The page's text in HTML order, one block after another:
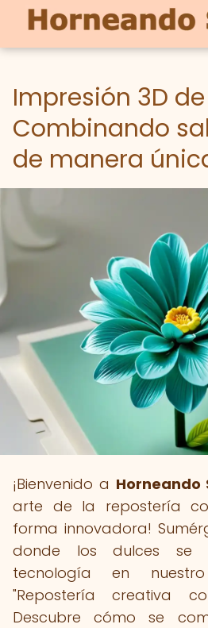
Impresión 3D
Combinando
de manera
¡Bienvenido a Horneando
arte de la repostería
forma innovadora!
donde los dulces se
tecnología en
"Repostería creativa
Descubre cómo se